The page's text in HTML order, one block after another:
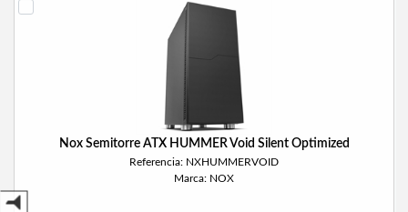
Nox Semitorre ATX HUMMER Void Silent Optimized
Referencia: NXHUMMERVOID
Marca: NOX